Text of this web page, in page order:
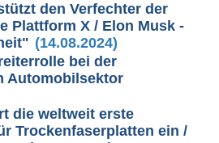
den Verfechter der
Plattform X / Elon Musk -
(14.08.2024)
bei der
Automobilsektor
die weltweit erste
Trockenfaserplatten ein /